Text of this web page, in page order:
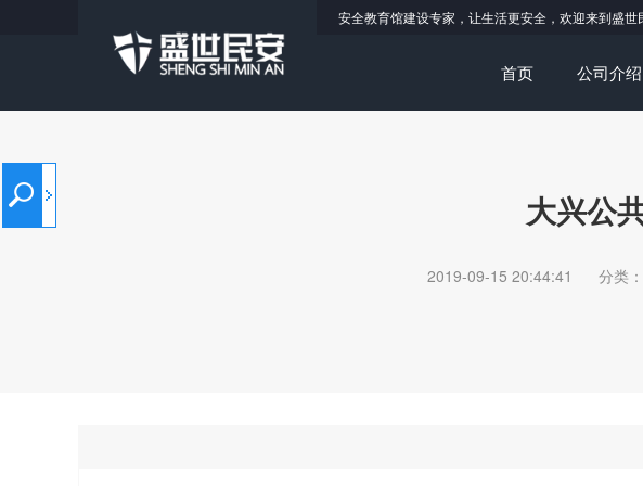
安全教育馆建设专家，让生活更安全，欢迎来到盛世
首页 公司介绍
大兴公
2019-09-15 20:44:41 分类